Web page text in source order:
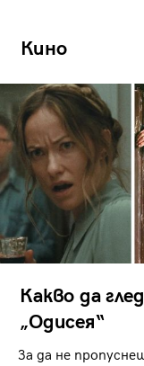
Кино
Какво да
„Одисея“
За да не